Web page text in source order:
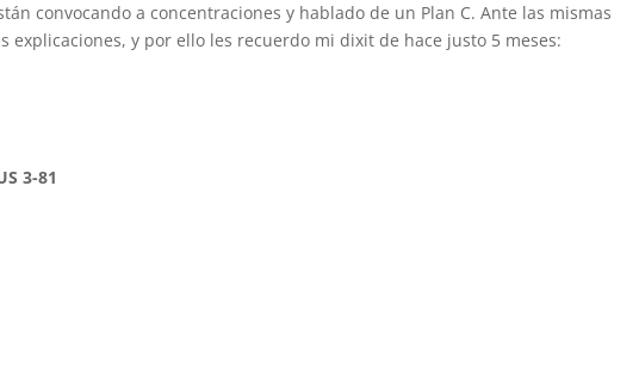
convocando a concentraciones y hablado de un Plan C. Ante las mismas
explicaciones, y por ello les recuerdo mi dixit de hace justo 5 meses:
3-81